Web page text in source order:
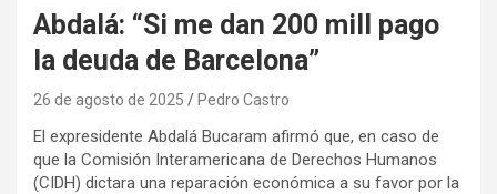
Abdalá: “Si me dan 200 mill pago
la deuda de Barcelona”
26 de agosto de 2025 Pedro Castro
El expresidente Abdalá Bucaram afirmó que, en caso de
que la Comisión Interamericana de Derechos Humanos
(CIDH) dictara una reparación económica a su favor por la